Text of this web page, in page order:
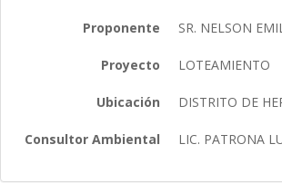
Proponente SR. NELSON
Proyecto LOTEAMIENTO
Ubicación DISTRITO DE
Consultor Ambiental LIC. PATRONA